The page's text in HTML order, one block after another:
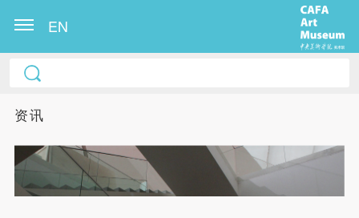
EN
资讯
中央美术学院美术馆出版授权协议书
称“CAFAM”），愿意将本人参与中央美术学院美术馆
动）的涉及本人的图像、照片、文字、著作、活动成
果（如参与工作坊创作的作品）提交中央美术学院用
中央美术学院美术馆出版授权协议书
称“CAFAM”），愿意将本人参与中央美术学院美术馆
动）的涉及本人的图像、照片、文字、著作、活动成
果（如参与工作坊创作的作品）提交中央美术学院用
中央美术学院美术馆出版授权协议书
称“CAFAM”），愿意将本人参与中央美术学院美术馆
动）的涉及本人的图像、照片、文字、著作、活动成
果（如参与工作坊创作的作品）提交中央美术学院用